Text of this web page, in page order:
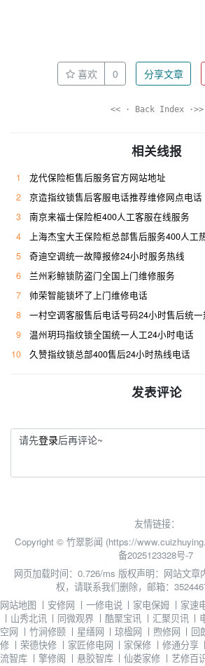
喜欢 0 分享文章
<< · Back Index ·>>
相关线报
1
龙代保险柜售后服务官方网站地址
2
京造指纹锁售后客服电话推荐维修网点电话
3
南京来福士保险柜400人工客服在线服务
4
上海杰宝大王保险柜总部售后服务400人工热线/
5
奇迪空调统一故障报修24小时服务热线
6
兰州彩鲸锁防盗门全国上门维修服务
7
帅荣智能锁坏了上门维修电话
8
一村空调客服售后电话号码24小时售后统一
9
温州玥玛指纹锁全国统一人工24小时电话
10
久赞指纹锁总部400售后24小时热线电话
发表评论
请先登录后再评论~
友情链接：
Copyright © 竹翠影闻 (https://
备2025123328号-7
网页加载时间：0.726/ms 版权声明：网站文章
权，请联系我们删除，邮箱：
网站地图 丨 安修网 丨 一修电说 丨 家电保姆 丨 家速
丨 山秀北讯 丨 同微观界 丨 酷聚宝讯 丨 汇聚贝讯 丨
空网 丨 竹涧修颐 丨 星缮网 丨琼楹网 丨 煦修网 丨 回
修 丨 荣德快修 丨 家匠修电网 丨 家保修 丨 修通分享
流智库 丨 擎修阁 丨 悬胶智库 丨仙娄家修 丨 艺修百